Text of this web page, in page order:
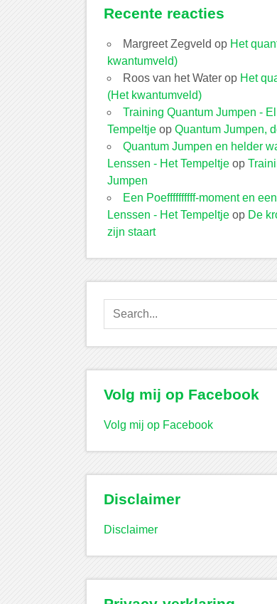
Recente reacties
Margreet Zegveld op Het
kwantumveld)
Roos van het Water op Het
(Het kwantumveld)
Training Quantum Jumpen -
Tempeltje opQuantum Jumpen,
Quantum Jumpen en helder
Lenssen - Het Tempeltje op
Jumpen
Een Poeffffffffff-moment en
Lenssen - Het Tempeltje op De
zijn staart
Volg mij op Facebook
Volg mij op Facebook
Disclaimer
Disclaimer